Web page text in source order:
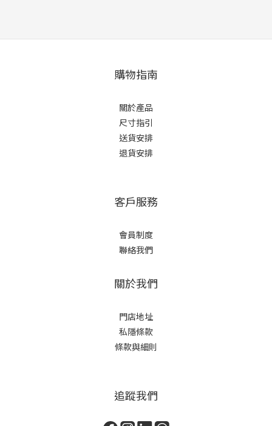
購物指南
關於產品
尺寸指引
送貨安排
退貨安排
客戶服務
會員制度
聯絡我們
關於我們
門店地址
私隱條款
條款與細則
追蹤我們